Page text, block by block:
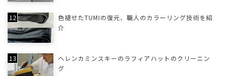
色褪せたTUMIの復元、職人のカラーリング技術を紹
介
ヘレンカミンスキーのラフィアハットのクリーニン
グ